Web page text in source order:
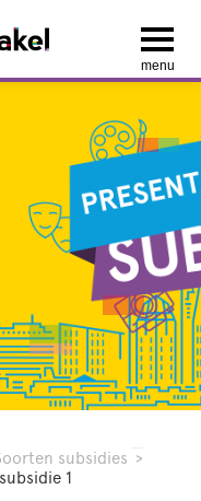
menu
subsidies >
1